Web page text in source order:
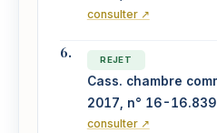
consulter ↗
REJET
Cass. chambre
2017, n° 16-16.839
consulter ↗